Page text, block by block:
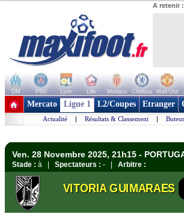
A retenir :
OM PSG Lyon Lille Monaco Chelsea Man Utd
+ de clubs
Mercato Ligue 1 L2/Coupes Etranger
Actualité | Résultats & Classement |
Ven. 28 Novembre 2025, 21h15 -
Stade : à | Spectateurs : - | Arbitre :
VITORIA GUIMARAES